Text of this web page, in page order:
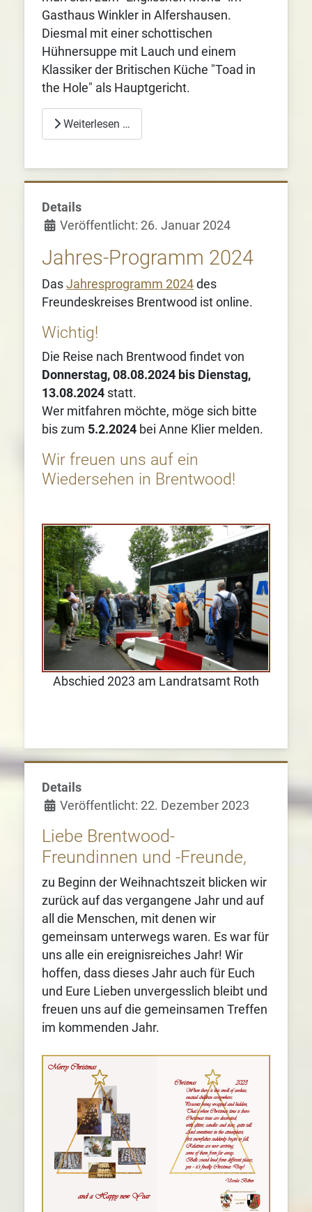
Gasthaus Winkler in Alfershausen.
Diesmal mit einer schottischen
Hühnersuppe mit Lauch und einem
Klassiker der Britischen Küche "Toad in
the Hole" als Hauptgericht.
Weiterlesen …
Details
Veröffentlicht: 26. Januar 2024
Jahres-Programm 2024
DasJahresprogramm 2024 des
Freundeskreises Brentwood ist online.
Wichtig!
Die Reise nach Brentwood findet von
Donnerstag, 08.08.2024 bis Dienstag,
13.08.2024 statt.
Wer mitfahren möchte, möge sich bitte
bis zum 5.2.2024 bei Anne Klier melden.
Wir freuen uns auf ein
Wiedersehen in Brentwood!
Abschied 2023 am Landratsamt Roth
Details
Veröffentlicht: 22. Dezember 2023
Liebe Brentwood-
Freundinnen und -Freunde,
zu Beginn der Weihnachtszeit blicken wir
zurück auf das vergangene Jahr und auf
all die Menschen, mit denen wir
gemeinsam unterwegs waren. Es war für
uns alle ein ereignisreiches Jahr! Wir
hoffen, dass dieses Jahr auch für Euch
und Eure Lieben unvergesslich bleibt und
freuen uns auf die gemeinsamen Treffen
im kommenden Jahr.